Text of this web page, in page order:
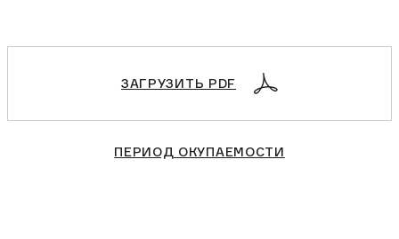
ЗАГРУЗИТЬ PDF
ПЕРИОД ОКУПАЕМОСТИ